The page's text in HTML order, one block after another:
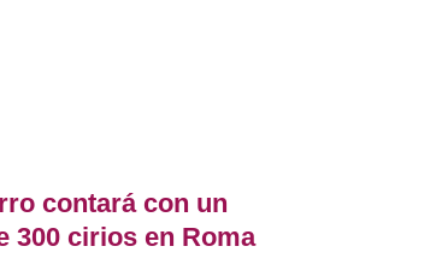
contará con un
300 cirios en Roma